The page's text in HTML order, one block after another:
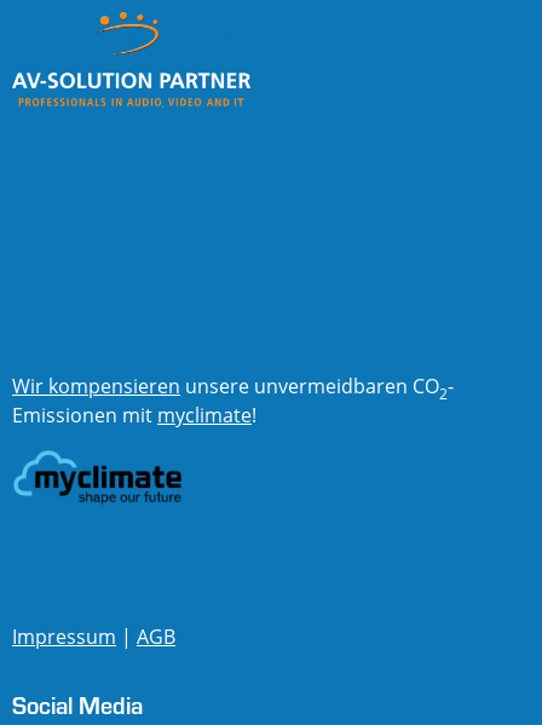
Wir kompensieren unsere unvermeidbaren CO2-
Emissionen mit myclimate!
Impressum | AGB
Social Media